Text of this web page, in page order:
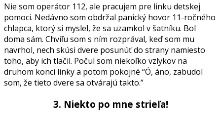
Nie som operátor 112, ale pracujem pre linku detskej
pomoci. Nedávno som obdržal panický hovor 11-ročného
chlapca, ktorý si myslel, že sa uzamkol v šatníku. Bol
doma sám. Chvíľu som s ním rozprával, keď som mu
navrhol, nech skúsi dvere posunúť do strany namiesto
toho, aby ich tlačil. Počul som niekoľko vzlykov na
druhom konci linky a potom pokojné “Ó, áno, zabudol
som, že tieto dvere sa otvárajú takto.”
3. Niekto po mne strieľa!